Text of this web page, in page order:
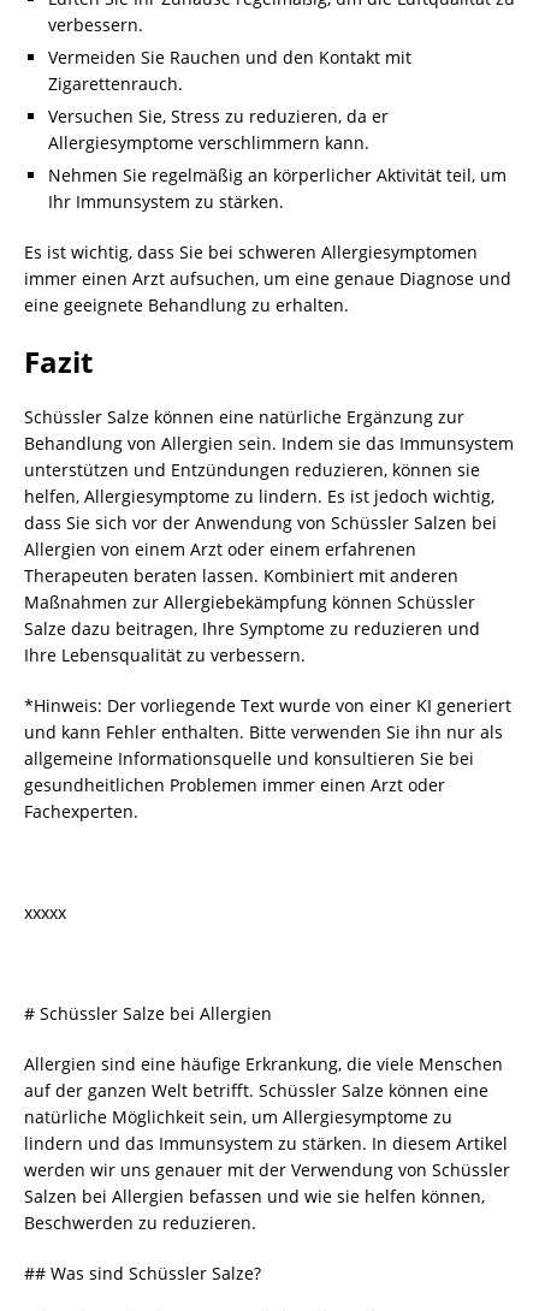
verbessern.
Vermeiden Sie Rauchen und den Kontakt mit
Zigarettenrauch.
Versuchen Sie, Stress zu reduzieren, da er
Allergiesymptome verschlimmern kann.
Nehmen Sie regelmäßig an körperlicher Aktivität teil, um
Ihr Immunsystem zu stärken.
Es ist wichtig, dass Sie bei schweren Allergiesymptomen
immer einen Arzt aufsuchen, um eine genaue Diagnose und
eine geeignete Behandlung zu erhalten.
Fazit
Schüssler Salze können eine natürliche Ergänzung zur
Behandlung von Allergien sein. Indem sie das Immunsystem
unterstützen und Entzündungen reduzieren, können sie
helfen, Allergiesymptome zu lindern. Es ist jedoch wichtig,
dass Sie sich vor der Anwendung von Schüssler Salzen bei
Allergien von einem Arzt oder einem erfahrenen
Therapeuten beraten lassen. Kombiniert mit anderen
Maßnahmen zur Allergiebekämpfung können Schüssler
Salze dazu beitragen, Ihre Symptome zu reduzieren und
Ihre Lebensqualität zu verbessern.
*Hinweis: Der vorliegende Text wurde von einer KI generiert
und kann Fehler enthalten. Bitte verwenden Sie ihn nur als
allgemeine Informationsquelle und konsultieren Sie bei
gesundheitlichen Problemen immer einen Arzt oder
Fachexperten.
xxxxx
# Schüssler Salze bei Allergien
Allergien sind eine häufige Erkrankung, die viele Menschen
auf der ganzen Welt betrifft. Schüssler Salze können eine
natürliche Möglichkeit sein, um Allergiesymptome zu
lindern und das Immunsystem zu stärken. In diesem Artikel
werden wir uns genauer mit der Verwendung von Schüssler
Salzen bei Allergien befassen und wie sie helfen können,
Beschwerden zu reduzieren.
## Was sind Schüssler Salze?